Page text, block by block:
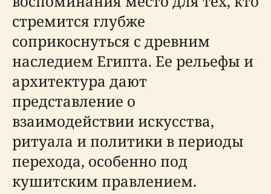
стремится глубже
соприкоснуться с древним
наследием Египта. Ее рельефы и
архитектура дают
представление о
взаимодействии искусства,
ритуала и политики в периоды
перехода, особенно под
кушитским правлением.